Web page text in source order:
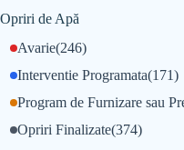
Opriri de Apă
Avarie(246)
Interventie Programata(171)
Opriri Finalizate(374)
Program de Furnizare sau